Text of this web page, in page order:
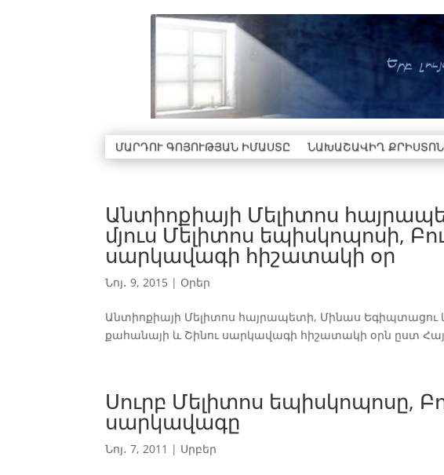
ՄԱՐԴՈՒ ԳՈՅՈՒԹՅԱՆ ԻՄԱՍՏԸ ՆԱԽԱՇԱՎԻՂ
Անտիոքիայի Մելիտոս
մյուս Մելիտոս եպիսկոպոսի,
սարկավագի հիշատակի օր
Նոյ․ 9, 2015 |Օրեր
Անտիոքիայի Մելիտոս հայրապետի, Մինաս Եգիպտացու
քահանայի և Շինու սարկավագի հիշատակի օրն ըստ Հայ
Սուրբ Մելիտոս եպիսկոպոսը,
սարկավագը
Նոյ․ 7, 2011 | Սրբեր